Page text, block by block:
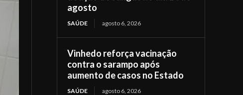
agosto
SAÚDE agosto 6, 2026
Vinhedo reforça vacinação
contra o sarampo após
aumento de casos no Estado
SAÚDE agosto 6, 2026